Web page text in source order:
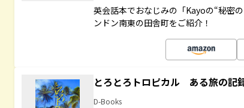
英会話本でおなじみの「Kayoの“秘密
ンドン南東の田舎町をご紹介！
とろとろトロピカル ある旅の
D-Books